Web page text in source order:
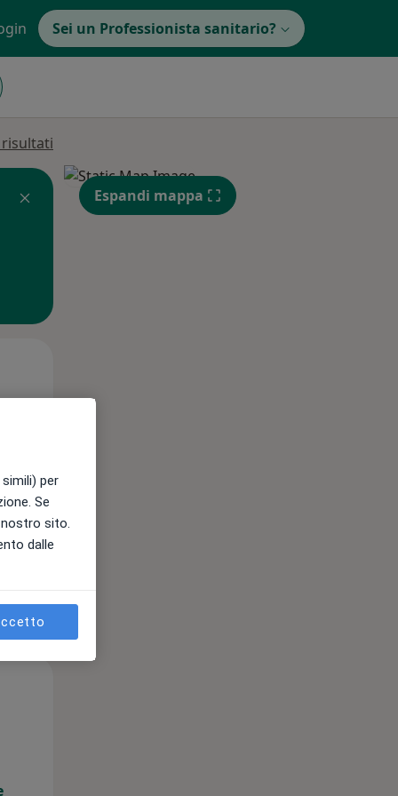
Sei un Professionista sanitario?
Espandi mappa
per
Se
sito.
dalle